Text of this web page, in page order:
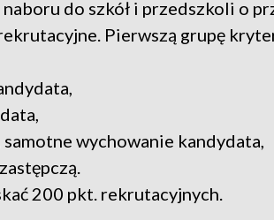
do szkół i przedszkoli o
Pierwszą grupę
wychowanie kandydata,
200 pkt. rekrutacyjnych.